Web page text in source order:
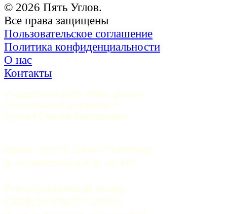
© 2026 Пять Углов.
Все права защищены
Пользовательское соглашение
Политика конфиденциальности
О нас
Контакты
Учредитель ООО «Пять углов».
Генеральный директор —
Грачев Сергей Викторович
Адрес: 191015, Санкт-Петербург,
9-я Советская, д.4-6, оф.415
Регистрационный номер
СМИ: Эл №ФС77-37070.